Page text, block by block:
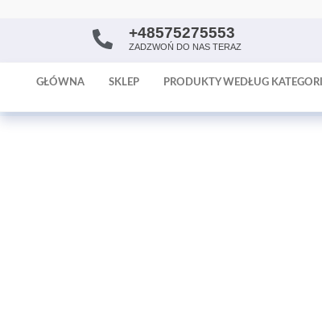
AntykArt
poświęcona
sprzedaży
tapet
+48575275553
ZADZWOŃ DO NAS TERAZ
GŁÓWNA SKLEP PRODUKTY WEDŁUG KATEGORII